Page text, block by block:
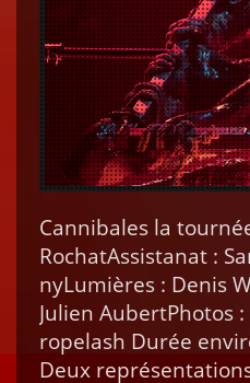
Can­ni­bales la
RochatAssis­tanat :
nyLumières : Denis
Julien AubertPho­tos
ropelash Durée
Deux